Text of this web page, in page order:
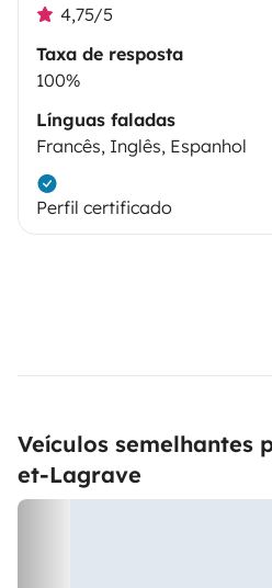
4,75/5
Taxa de resposta
100%
Línguas faladas
Francês, Inglês, Espanhol
Perfil certificado
Veículos semelhantes
et-Lagrave